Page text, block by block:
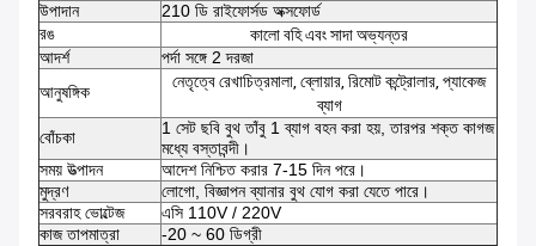
উপাদান
210 ডি রাইফোর্সড অক্সফোর্ড
রঙ
কালো বহি এবং সাদা অভ্যন্তর
আদর্শ
পর্দা সঙ্গে 2 দরজা
আনুষঙ্গিক
নেতৃত্বে রেখাচিত্রমালা, ব্লোয়ার, রিমোট কন্ট্রোলার, প্যাকেজ
ব্যাগ
বোঁচকা
1 সেট ছবি বুথ তাঁবু 1 ব্যাগ বহন করা হয়, তারপর শক্ত কাগজ
মধ্যে বস্তাবন্দী।
সময় উত্পাদন
আদেশ নিশ্চিত করার 7-15 দিন পরে।
মুদ্রণ
লোগো, বিজ্ঞাপন ব্যানার বুথ যোগ করা যেতে পারে।
সরবরাহ ভোল্টেজ
এসি 110V / 220V
কাজ তাপমাত্রা
-20 ~ 60 ডিগ্রী